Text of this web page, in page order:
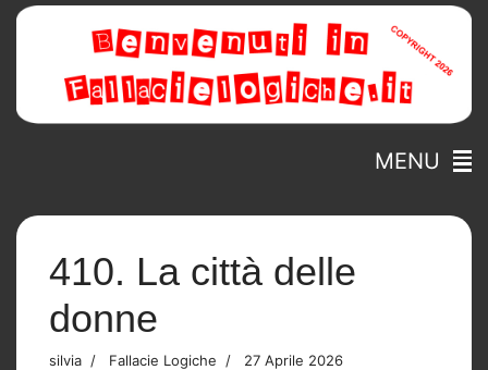
MENU
410. La città delle
donne
silvia Fallacie Logiche
27 Aprile 2026